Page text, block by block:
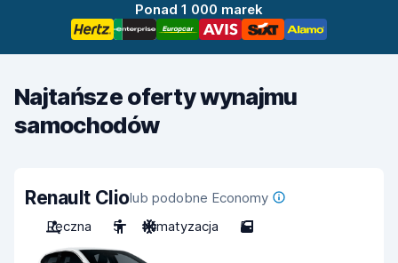
Ponad 1 000 marek
Najtańsze oferty wynajmu
samochodów
Renault Cliolub podobne Economy
Ręczna
5 Klimatyzacja 5